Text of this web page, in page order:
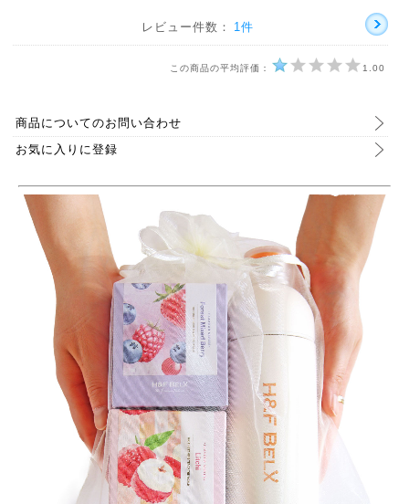
レビュー件数： 1件
この商品の平均評価： 1.00
商品についてのお問い合わせ
お気に入りに登録